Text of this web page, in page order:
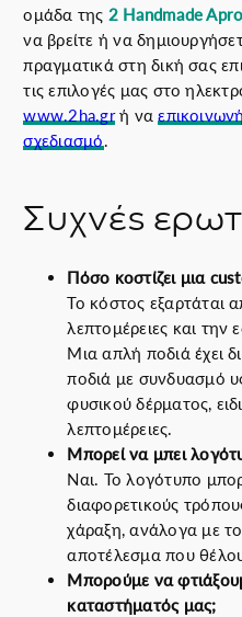
ομάδα της 2 Handmade
να βρείτε ή να
πραγματικά στη δική σας
τις επιλογές μας στο
www.2ha.grή να
σχεδιασμό.
Συχνές
Πόσο κοστίζει μια
Το κόστος εξαρτάται
λεπτομέρειες και
Μια απλή ποδιά έχει
ποδιά με συνδυασμό
φυσικού δέρματος,
λεπτομέρειες.
Μπορεί να μπει
Ναι. Το λογότυπο
διαφορετικούς
χάραξη, ανάλογα με το
αποτέλεσμα που
Μπορούμε να
καταστήματός μας;